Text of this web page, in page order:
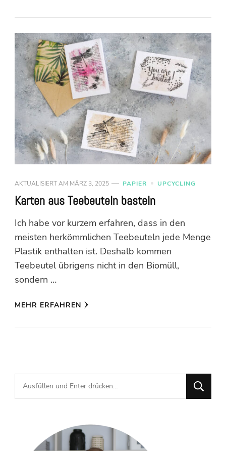
AKTUALISIERT AM MÄRZ 3, 2025 PAPIER UPCYCLING
Karten aus Teebeuteln basteln
Ich habe vor kurzem erfahren, dass in den
meisten herkömmlichen Teebeuteln jede Menge
Plastik enthalten ist. Deshalb kommen
Teebeutel übrigens nicht in den Biomüll,
sondern …
MEHR ERFAHREN
Suchst
du